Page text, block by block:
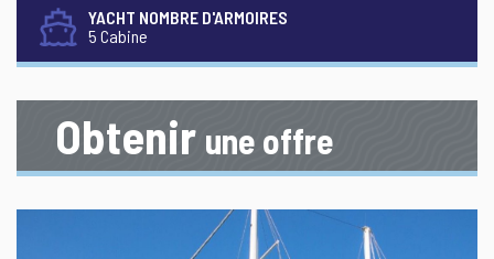
YACHT NOMBRE D'ARMOIRES
5 Cabine
Obtenir une offre